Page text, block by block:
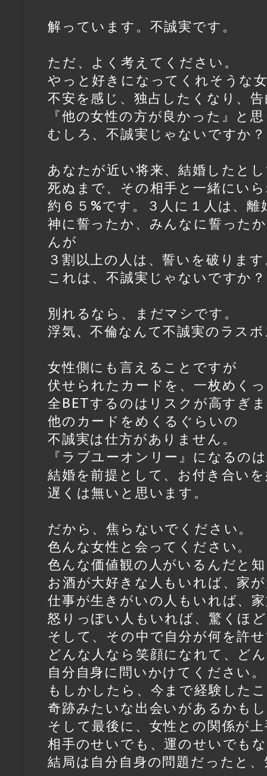
解っています。不誠実です。
ただ、よく考えてください。
やっと好きになってくれそうな
不安を感じ、独占したくなり、
『他の女性の方が良かった』と
むしろ、不誠実じゃないですか？
あなたが近い将来、結婚したと
死ぬまで、その相手と一緒にい
約６５%です。３人に１人は、離
神に誓ったか、みんなに誓った
んが
３割以上の人は、誓いを破りま
これは、不誠実じゃないですか？
別れるなら、まだマシです。
浮気、不倫なんて不誠実のラス
女性側にも言えることですが
伏せられたカードを、一枚めく
全BETするのはリスクが高すぎ
他のカードをめくるぐらいの
不誠実は仕方がありません。
『ラブユーオンリー』になるのは
結婚を前提として、お付き合い
遅くは無いと思います。
だから、焦らないでください。
色んな女性と会ってください。
色んな価値観の人がいるんだと
お酒が大好きな人もいれば、家
仕事が生きがいの人もいれば、
怒りっぽい人もいれば、驚くほ
そして、その中で自分が何を許
どんな人なら笑顔になれて、ど
自分自身に問いかけてください。
もしかしたら、今まで経験した
奇跡みたいな出会いがあるかも
そして最後に、女性との関係が
相手のせいでも、運のせいでも
結局は自分自身の問題だったと